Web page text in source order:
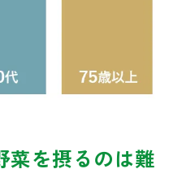
菜を摂るのは難